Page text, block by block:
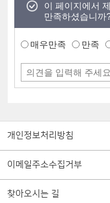
이 페이지에서
만족하셨습니까
매우만족 만족
개인정보처리방침
이메일주소수집거부
찾아오시는 길